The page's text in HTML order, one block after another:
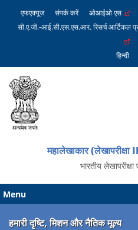
एफएक्यूज संपर्क करें ओआईओ एस
सी.ए.जी.-आई.सी.एस.एस.आर. रिसर्च आर्टिकल
महालेखाकार
भारतीय
Menu
हमारी दृष्टि, मिशन और नैतिक मूल्य